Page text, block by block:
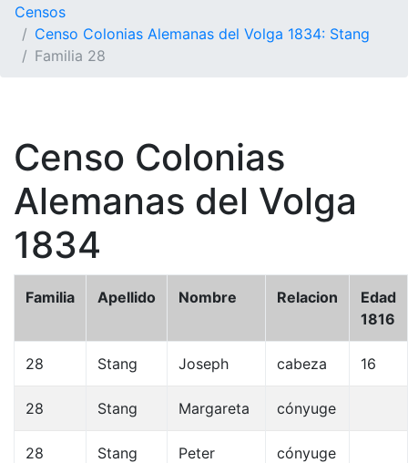
Censos
Censo Colonias Alemanas del Volga 1834: Stang
Familia 28
Censo Colonias
Alemanas del Volga
1834
Familia Apellido Nombre Relacion
Edad
1816
28 Stang Joseph cabeza 16
28 Stang Margareta cónyuge
28 Stang Peter cónyuge